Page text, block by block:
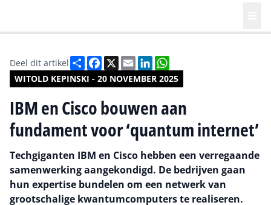
WITOLD KEPINSKI - 20 NOVEMBER 2025
Deel dit artikel DeelFacebook
X EmailLinkedIn
IBM en Cisco bouwen aan
fundament voor ‘quantum internet’
Techgiganten IBM en Cisco hebben een verregaande
samenwerking aangekondigd. De bedrijven gaan
hun expertise bundelen om een netwerk van
grootschalige kwantumcomputers te realiseren.